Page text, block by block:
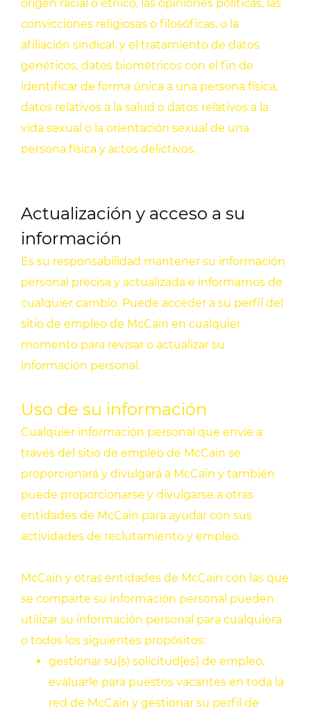
origen racial o étnico, las opiniones políticas, las
convicciones religiosas o filosóficas, o la
afiliación sindical, y el tratamiento de datos
genéticos, datos biométricos con el fin de
identificar de forma única a una persona física,
datos relativos a la salud o datos relativos a la
vida sexual o la orientación sexual de una
persona física y actos delictivos.
Actualización y acceso a su
información
Es su responsabilidad mantener su información
personal precisa y actualizada e informarnos de
cualquier cambio. Puede acceder a su perfil del
sitio de empleo de McCain en cualquier
momento para revisar o actualizar su
información personal.
Uso de su información
Cualquier información personal que envíe a
través del sitio de empleo de McCain se
proporcionará y divulgará a McCain y también
puede proporcionarse y divulgarse a otras
entidades de McCain para ayudar con sus
actividades de reclutamiento y empleo.
McCain y otras entidades de McCain con las que
se comparte su información personal pueden
utilizar su información personal para cualquiera
o todos los siguientes propósitos:
gestionar su(s) solicitud(es) de empleo,
evaluarle para puestos vacantes en toda la
red de McCain y gestionar su perfil de